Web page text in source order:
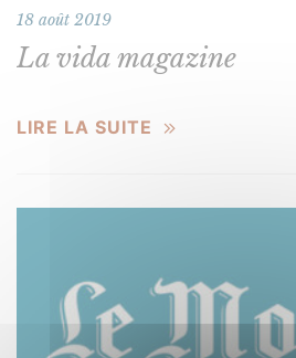
18 août 2019
La vida magazine
LIRE LA SUITE